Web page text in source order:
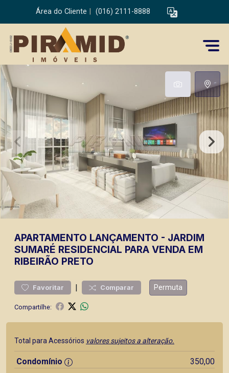
Área do Cliente (016) 2111-8888
APARTAMENTO LANÇAMENTO - JARDIM
SUMARÉ RESIDENCIAL PARA VENDA EM
RIBEIRÃO PRETO
Favoritar | Comparar Permuta
Compartilhe:
Total para Acessórios valores sujeitos a alteração.
Condomínio
350,00